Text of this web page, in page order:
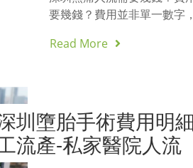
要幾錢？費用並非單一數字
Read More
圳墮胎手術費用明
流產-私家醫院人流